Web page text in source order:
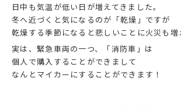
日中も気温が低い日が増えてきました。
冬へ近づくと気になるのが「乾燥」ですが
乾燥する季節になると悲しいことに火災も増
実は、緊急車両の一つ、「消防車」は
個人で購入することができまして
なんとマイカーにすることができます！